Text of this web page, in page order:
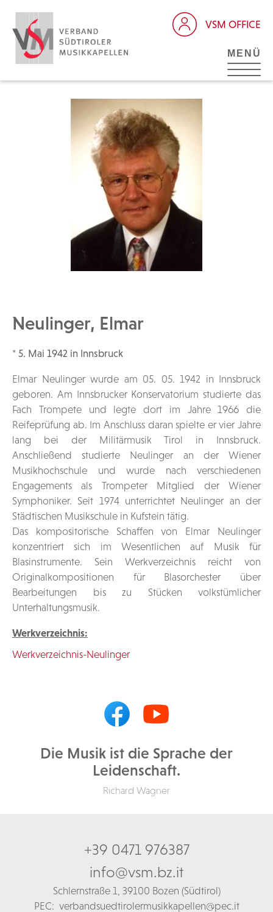
VSM OFFICE
MENÜ
Neulinger, Elmar
* 5. Mai 1942 in Innsbruck
Elmar Neulinger wurde am 05. 05. 1942 in Innsbruck
geboren. Am Innsbrucker Konservatorium studierte das
Fach Trompete und legte dort im Jahre 1966 die
Reifeprüfung ab. Im Anschluss daran spielte er vier Jahre
lang bei der Militärmusik Tirol in Innsbruck.
Anschließend studierte Neulinger an der Wiener
Musikhochschule und wurde nach verschiedenen
Engagements als Trompeter Mitglied der Wiener
Symphoniker. Seit 1974 unterrichtet Neulinger an der
Städtischen Musikschule in Kufstein tätig.
Das kompositorische Schaffen von Elmar Neulinger
konzentriert sich im Wesentlichen auf Musik für
Blasinstrumente. Sein Werkverzeichnis reicht von
Originalkompositionen für Blasorchester über
Bearbeitungen bis zu Stücken volkstümlicher
Unterhaltungsmusik.
Werkverzeichnis:
Werkverzeichnis-Neulinger
Die Musik ist die Sprache der
Leidenschaft.
Richard Wagner
+39 0471 976387
info@vsm.bz.it
Schlernstraße 1, 39100 Bozen (Südtirol)
PEC: verbandsuedtirolermusikkapellen@pec.it